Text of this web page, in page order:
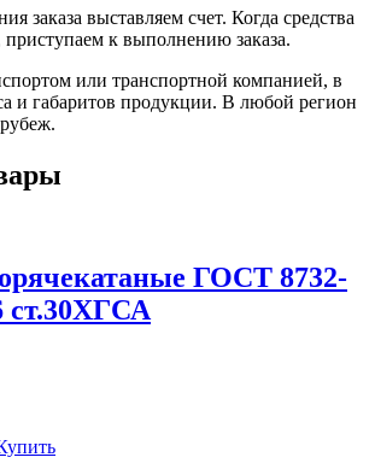
заказа выставляем счет. Когда средства
приступаем к выполнению заказа.
или транспортной компанией, в
и габаритов продукции. В любой регион
ГОСТ 8732-
ст.30ХГСА